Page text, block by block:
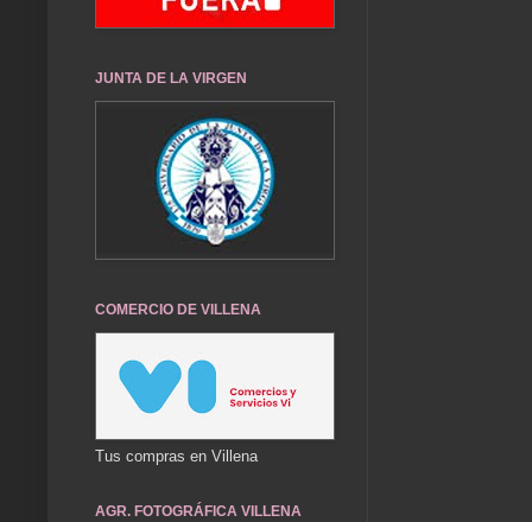
JUNTA DE LA VIRGEN
COMERCIO DE VILLENA
Tus compras en Villena
AGR. FOTOGRÁFICA VILLENA